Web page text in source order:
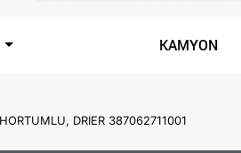
KAMYON
DRIER 387062711001